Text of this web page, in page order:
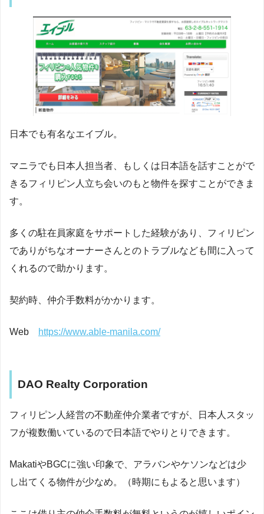
日本でも有名なエイブル。
マニラでも日本人担当者、もしくは日本語を話すことがで
きるフィリピン人立ち会いのもと物件を探すことができま
す。
多くの駐在員家庭をサポートした経験があり、フィリピン
でありがちなオーナーさんとのトラブルなども間に入って
くれるので助かります。
契約時、仲介手数料がかかります。
Web https://www.able-manila.com/
DAO Realty Corporation
フィリピン人経営の不動産仲介業者ですが、日本人スタッ
フが複数働いているので日本語でやりとりできます。
MakatiやBGCに強い印象で、アラバンやケソンなどは少
し出てくる物件が少なめ。（時期にもよると思います）